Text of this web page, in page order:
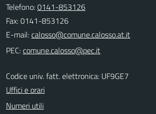
Telefono:0141-853126
Fax: 0141-853126
E-mail:
PEC:
Codice univ. fatt. elettronica: UF9GE7
Uffici e orari
Numeri utili